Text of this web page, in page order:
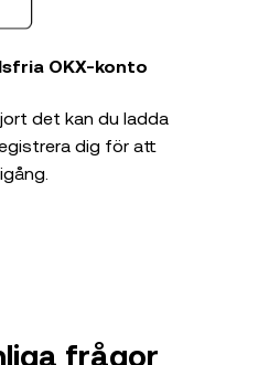
OKX-konto
det kan du ladda
dig för att
frågor